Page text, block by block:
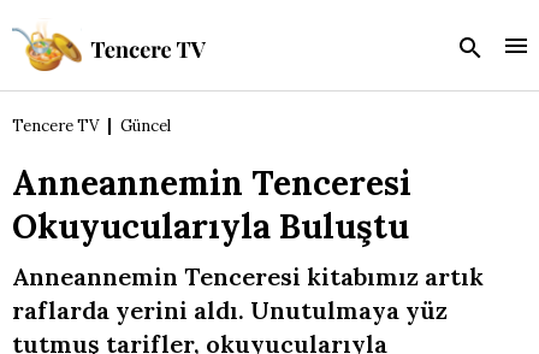
Tencere TV Güncel
Anneannemin Tenceresi
Okuyucularıyla Buluştu
Anneannemin Tenceresi kitabımız artık
raflarda yerini aldı. Unutulmaya yüz
tutmuş tarifler, okuyucularıyla